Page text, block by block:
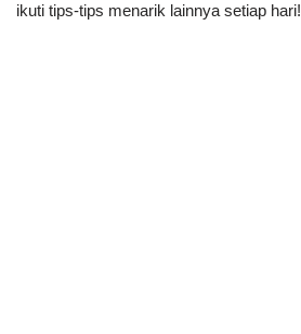
ikuti tips-tips menarik lainnya setiap hari!